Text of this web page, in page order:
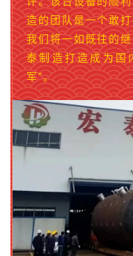
造的团队是一个敢
我们将一如既往的
泰制造打造成为国
军”。